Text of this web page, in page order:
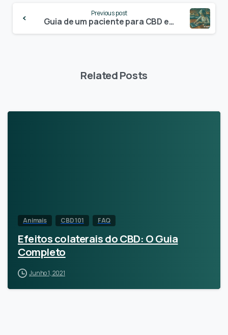
Reading
Previous post
Guia de um paciente para CBD e interações medicamentosas
Related Posts
Animais CBD 101 FAQ
Efeitos colaterais do CBD: O Guia
Completo
Junho 1, 2021